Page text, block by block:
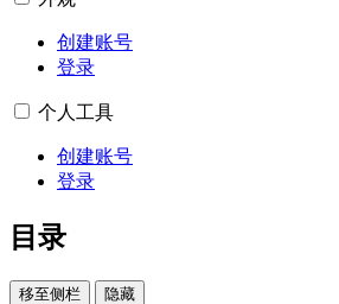
创建账号
登录
个人工具
创建账号
登录
目录
移至侧栏 隐藏